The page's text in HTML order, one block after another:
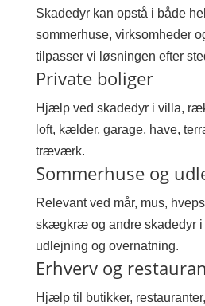
Skadedyr kan opstå i både
sommerhuse, virksomheder
tilpasser vi løsningen efter
Private boliger
Hjælp ved skadedyr i villa,
loft, kælder, garage, have,
træværk.
Sommerhuse og
Relevant ved mår, mus,
skægkræ og andre skadedyr i
udlejning og overnatning.
Erhverv og
Hjælp til butikker,